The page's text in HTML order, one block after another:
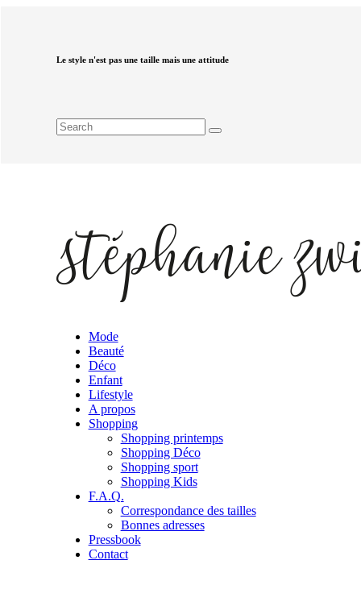
Le style n'est pas une taille mais une attitude
Mode
Beauté
Déco
Enfant
Lifestyle
A propos
Shopping
Shopping printemps
Shopping Déco
Shopping sport
Shopping Kids
F.A.Q.
Correspondance des tailles
Bonnes adresses
Pressbook
Contact